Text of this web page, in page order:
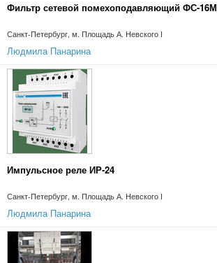
Фильтр сетевой помехоподавляющий ФС-16М
Санкт-Петербург, м. Площадь А. Невского I
Людмила Панарина
Импульсное реле ИР-24
Санкт-Петербург, м. Площадь А. Невского I
Людмила Панарина